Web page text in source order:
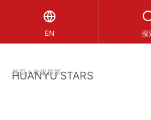
搜
EN
HUANYU STARS
欢娱群星
首页 欢娱群星